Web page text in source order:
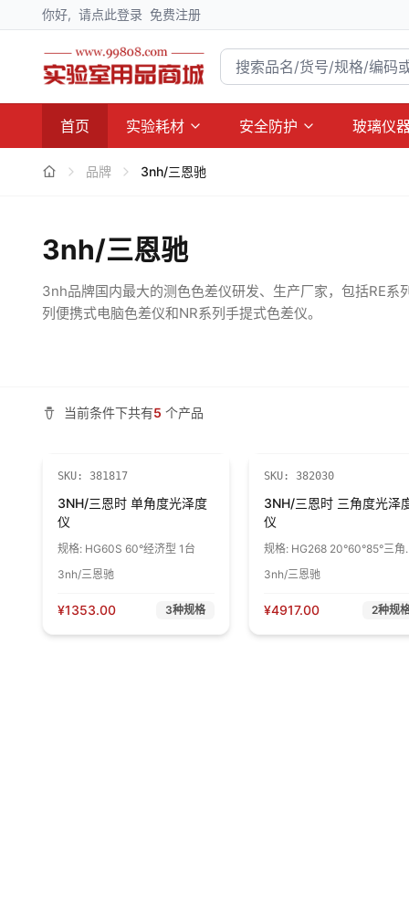
你好, 请点此登录 免费注册
首页 实验耗材 安全防护 玻璃仪
品牌 3nh/三恩驰
3nh/三恩驰
3nh品牌国内最大的测色色差仪研发、生产厂家，包括RE
列便携式电脑色差仪和NR系列手提式色差仪。
当前条件下共有5 个产品
SKU: 381817
3NH/三恩时 单角度光泽度
仪
规格: HG60S 60°经济型 1台
3nh/三恩驰
¥1353.00 3种规格
SKU: 382030
3NH/三恩时 三角度光泽
仪
规格: HG268 20°60°85°三角
3nh/三恩驰
¥4917.00 2种规